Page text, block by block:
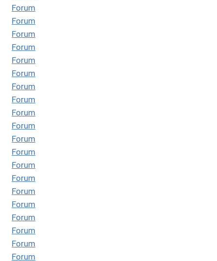
Forum
Forum
Forum
Forum
Forum
Forum
Forum
Forum
Forum
Forum
Forum
Forum
Forum
Forum
Forum
Forum
Forum
Forum
Forum
Forum